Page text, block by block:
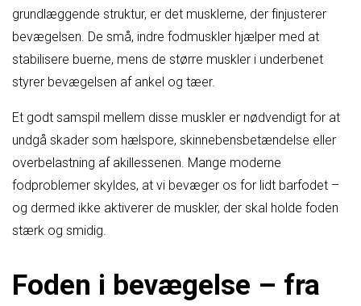
grundlæggende struktur, er det musklerne, der finjusterer
bevægelsen. De små, indre fodmuskler hjælper med at
stabilisere buerne, mens de større muskler i underbenet
styrer bevægelsen af ankel og tæer.
Et godt samspil mellem disse muskler er nødvendigt for at
undgå skader som hælspore, skinnebensbetændelse eller
overbelastning af akillessenen. Mange moderne
fodproblemer skyldes, at vi bevæger os for lidt barfodet –
og dermed ikke aktiverer de muskler, der skal holde foden
stærk og smidig.
Foden i bevægelse – fra